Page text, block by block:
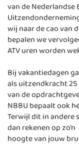
van de Nederlandse
wij naar de cao van
bepalen we
ATV uren worden
Bij vakantiedagen
als uitzendkracht 25
van de
NBBU bepaalt ook
Terwijl dit in andere
dan rekenen op
hoogte van jouw